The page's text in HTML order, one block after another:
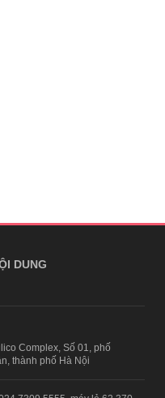
DUNG
Complex, Số 01, phố
thành phố Hà Nội